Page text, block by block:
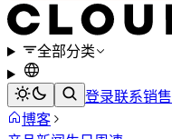
全部分类
登录联系销售
博客